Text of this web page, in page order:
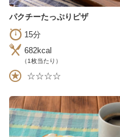
パクチーたっぷりピザ
15分
682kcal
（1枚当たり）
☆☆☆☆